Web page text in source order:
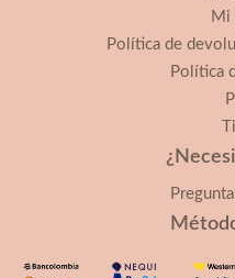
Mi
Política de
Política